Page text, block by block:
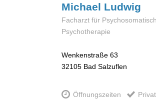
Michael Ludwig
Facharzt für
Psychotherapie
Wenkenstraße 63
32105 Bad Salzuflen
Öffnungszeiten